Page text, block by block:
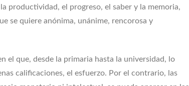
productividad, el progreso, el saber y la memoria,
se quiere anónima, unánime, rencorosa y
el que, desde la primaria hasta la universidad, lo
calificaciones, el esfuerzo. Por el contrario, las